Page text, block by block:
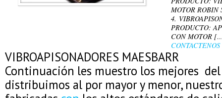
MOTOR ROBIN
4.
PRODUCTO:
CON MOTOR
CONTACTENOS
VIBROAPISONADORES MAESBARR
Continuación les muestro los mejores del
distribuimos al por mayor y menor,